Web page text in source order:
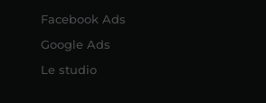
Facebook Ads
Google Ads
Le studio